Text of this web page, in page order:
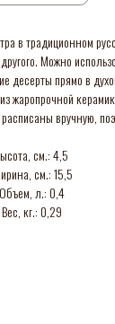
в традиционном
Можно
десерты прямо в
жаропрочной
вручную,
см.: 4,5
см.: 15,5
Объем, л.: 0,4
Вес, кг.: 0,29